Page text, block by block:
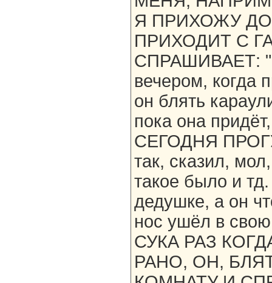
Я ПРИХОЖУ
ПРИХОДИТ С
СПРАШИВАЕТ:
вечером, когда
он блять
пока она
СЕГОДНЯ
так, сказил,
такое было и
дедушке, а он
нос ушёл в
СУКА РАЗ
РАНО, ОН,